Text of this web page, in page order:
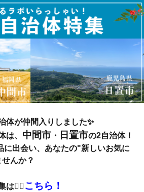
体が仲間入りしました✨
は、 中間市 ・ 日置市の2自治体！
に出会い、あなたの"新しいお気に
んか？
👉🏻 こちら！